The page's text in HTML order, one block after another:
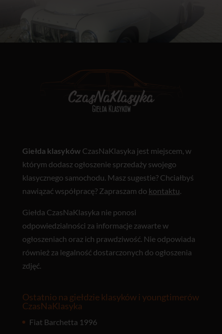
Giełda klasyków CzasNaKlasyka jest miejscem, w
którym dodasz ogłoszenie sprzedaży swojego
klasycznego samochodu. Masz sugestie? Chciałbyś
nawiązać współpracę? Zapraszam do kontaktu.
Giełda CzasNaKlasyka nie ponosi
odpowiedzialności za informacje zawarte w
ogłoszeniach oraz ich prawdziwość. Nie odpowiada
również za legalność dostarczonych do ogłoszenia
zdjęć.
Ostatnio na giełdzie klasyków i youngtimerów
CzasNaKlasyka
Fiat Barchetta 1996